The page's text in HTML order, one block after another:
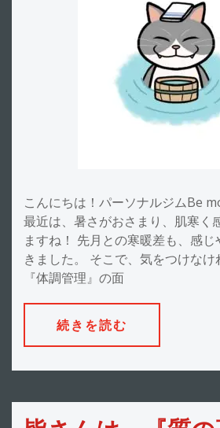
こんにちは！パーソナルジムBe
最近は、暑さがおさまり、肌寒く
ますね！ 先月との寒暖差も、感
きました。 そこで、気をつけなけ
『体調管理』の面
続きを読む